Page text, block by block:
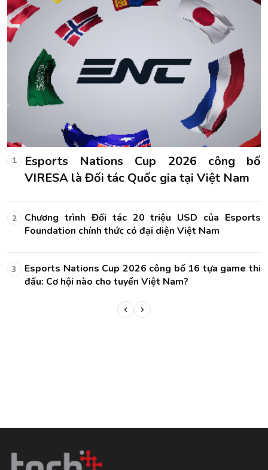
1
Esports Nations Cup 2026 công bố
VIRESA là Đối tác Quốc gia tại Việt Nam
2
Chương trình Đối tác 20 triệu USD của Esports
Foundation chính thức có đại diện Việt Nam
3
Esports Nations Cup 2026 công bố 16 tựa game thi
đấu: Cơ hội nào cho tuyển Việt Nam?